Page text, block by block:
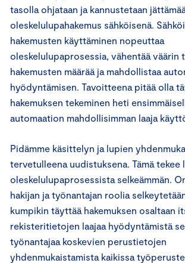
tasolla ohjataan ja kannustetaan
oleskelulupahakemus sähköisenä.
hakemusten käyttäminen nopeuttaa
oleskelulupaprosessia, vähentää väärin
hakemusten määrää ja mahdollistaa
hyödyntämisen. Tavoitteena pitää olla
hakemuksen tekeminen heti
automaation mahdollisimman laaja
Pidämme käsittelyn ja lupien
tervetulleena uudistuksena. Tämä tekee
oleskelulupaprosessista selkeämmän.
hakijan ja työnantajan roolia
kumpikin täyttää hakemuksen osaltaan
rekisteritietojen laajaa hyödyntämistä
työnantajaa koskevien perustietojen
yhdenmukaistamista kaikissa